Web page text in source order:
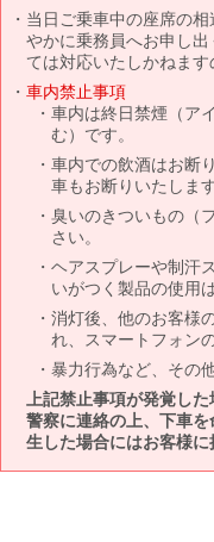
当日ご乗車中の座席の
やかに乗務員へお申し
ては対応いたしかねます
車内禁止事項
車内は終日禁煙（ア
む）です。
車内での飲酒はお断
車もお断りいたします
臭いのきついもの（
さい。
ヘアスプレーや制汗
いがつく製品の使用
消灯後、他のお客様
れ、スマートフォン
暴力行為など、その
上記禁止事項が発覚し
警察に連絡の上、下車
生した場合にはお客様に